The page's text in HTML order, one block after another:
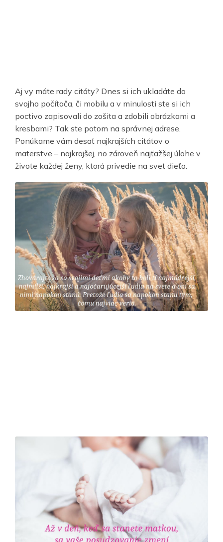
Aj vy máte rady citáty? Dnes si ich ukladáte do
svojho počítača, či mobilu a v minulosti ste si ich
poctivo zapisovali do zošita a zdobili obrázkami a
kresbami? Tak ste potom na správnej adrese.
Ponúkame vám desať najkrajších citátov o
materstve – najkrajšej, no zároveň najťažšej úlohe v
živote každej ženy, ktorá privedie na svet dieťa.